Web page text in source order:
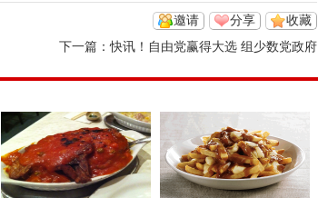
收藏
分享
邀请
下一篇：快讯！自由党赢得大选 组少数党政府